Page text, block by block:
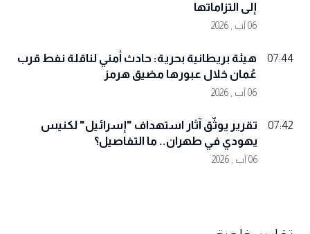
إلى التزاماتها
06 آب , 2026
07:44
هيئة بريطانية بحرية: حادث أمني لناقلة نفط قرب
عُمان خلال عبورها مضيق هرمز
06 آب , 2026
07:42
تقرير يوثّق آثار استهداف "إسرائيل" لكنيس
يهودي في طهران.. ما التفاصيل؟
06 آب , 2026